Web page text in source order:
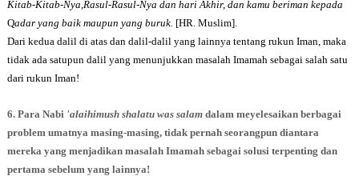
Kitab-Kitab-Nya,Rasul-Rasul-Nya dan hari Akhir, dan kamu beriman kepada
Qadar yang baik maupun yang buruk. [HR. Muslim].
Dari kedua dalil di atas dan dalil-dalil yang lainnya tentang rukun Iman, maka
tidak ada satupun dalil yang menunjukkan masalah Imamah sebagai salah satu
dari rukun Iman!
6. Para Nabi 'alaihimush shalatu was salamdalam meyelesaikan berbagai
problem umatnya masing-masing, tidak pernah seorangpun diantara
mereka yang menjadikan masalah Imamah sebagai solusi terpenting dan
pertama sebelum yang lainnya!